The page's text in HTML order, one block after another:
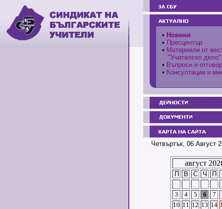
• Новини
• Пресцентър
• Материали от
"Учителско дело"
• Въпроси и
• Консултации и
Четвъртък, 06 Август
август
П В С Ч П
3
4 5 6 7
10 11 12 13 14